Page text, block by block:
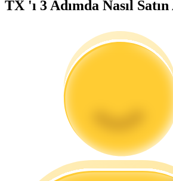
Vadeli İşlemler Başlangıç Kılavuzu
TX 'ı 3 Adımda Nasıl Satın